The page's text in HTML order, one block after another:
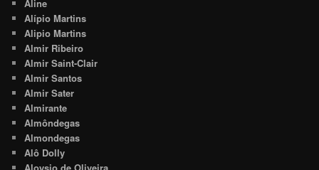
Aline
Alípio Martins
Alipio Martins
Almir Ribeiro
Almir Saint-Clair
Almir Santos
Almir Sater
Almirante
Almôndegas
Almondegas
Alô Dolly
Aloysio de Oliveira